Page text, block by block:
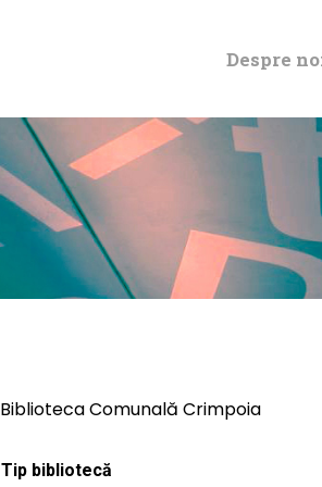
Despre
Biblioteca Comunală Crimpoia
Tip bibliotecă